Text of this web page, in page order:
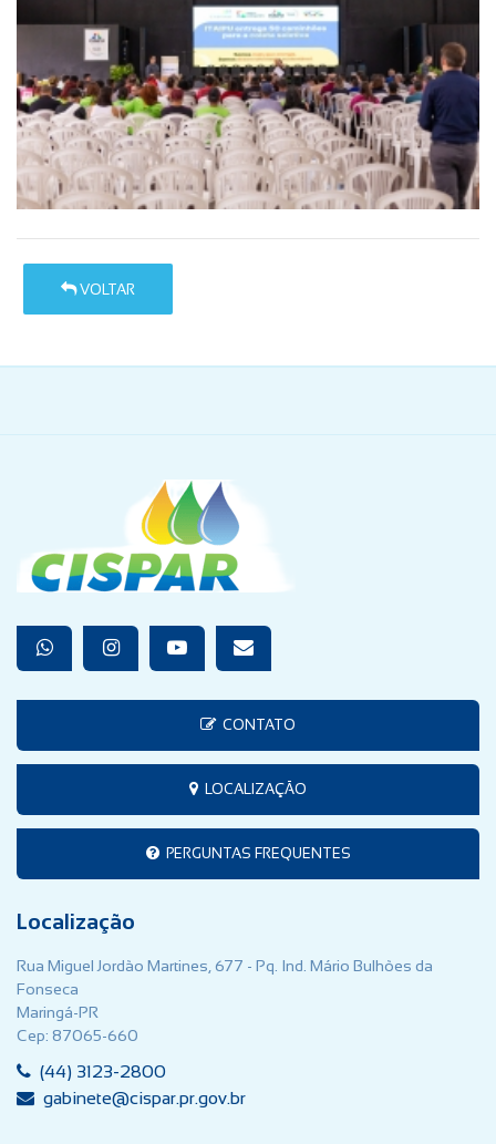
VOLTAR
CONTATO
LOCALIZAÇÃO
PERGUNTAS FREQUENTES
Localização
Rua Miguel Jordão Martines, 677 - Pq. Ind. Mário Bulhões da
Fonseca
Maringá-PR
Cep: 87065-660
(44) 3123-2800
gabinete@cispar.pr.gov.br